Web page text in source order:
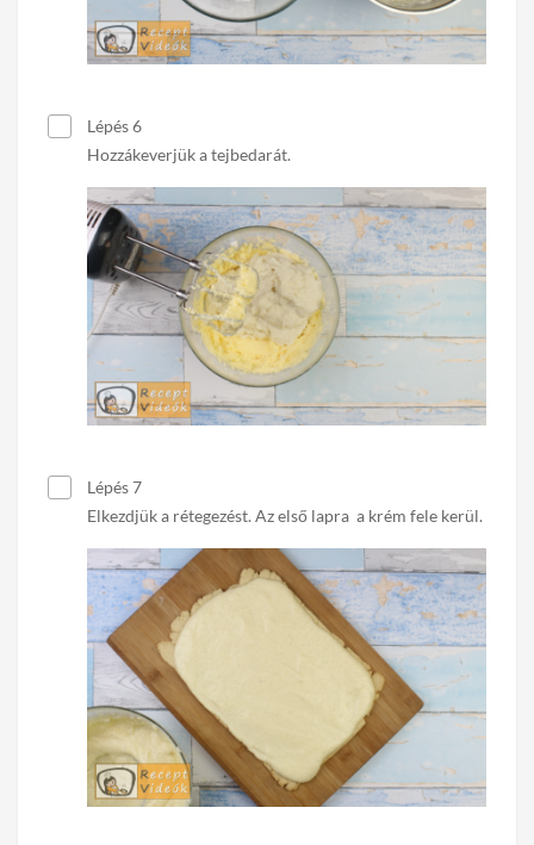
Lépés 6
Hozzákeverjük a tejbedarát.
Lépés 7
Elkezdjük a rétegezést. Az első lapra a krém fele kerül.